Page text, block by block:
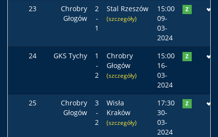
23
Chrobry
Głogów
2
-
1
Stal Rzeszów
(szczegóły)
15:00
09-
03-
2024
Z
24 GKS Tychy
1
-
2
Chrobry
Głogów
(szczegóły)
15:00
16-
03-
2024
Z
25
Chrobry
Głogów
3
-
2
Wisła
Kraków
(szczegóły)
17:30
30-
03-
2024
Z